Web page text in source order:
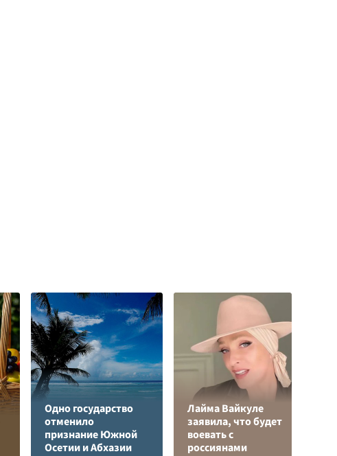
Одно государство
отменило
признание Южной
Осетии и Абхазии
Лайма Вайкуле
заявила, что будет
воевать с
россиянами